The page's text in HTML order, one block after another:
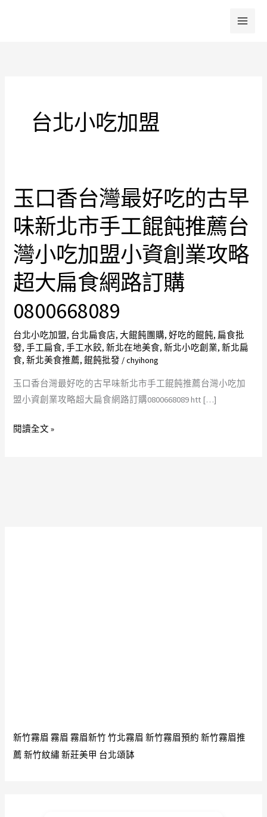
台北小吃加盟
玉口香台灣最好吃的古早
味新北市手工餛飩推薦台
灣小吃加盟小資創業攻略
超大扁食網路訂購
0800668089
台北小吃加盟, 台北扁食店,大餛飩團購,好吃的餛飩, 扁食批
發,手工扁食,手工水餃,新北在地美食,新北小吃創業,新北扁
食,新北美食推薦,餛飩批發 /chyihong
玉口香台灣最好吃的古早味新北市手工餛飩推薦台灣小吃加
盟小資創業攻略超大扁食網路訂購0800668089 htt […]
玉
口
香
灣
最
好
吃
的
古
早
新
北
手
大
扁
閱讀全文 »
新竹霧眉 霧眉 霧眉新竹 竹北霧眉 新竹霧眉預約 新竹霧眉推
薦 新竹紋繡 新莊美甲 台北頌缽